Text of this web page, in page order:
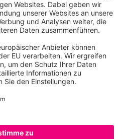
Senatsverwaltung für
DE 114236103
Körperschaft befreit
§5 I 9 KStg. unter der